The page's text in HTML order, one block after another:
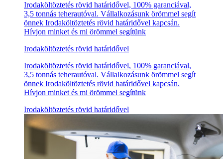
Irodaköltöztetés rövid határidővel, 100% garanciával,
3,5 tonnás teherautóval. Vállalkozásunk örömmel segít
önnek Irodaköltöztetés rövid határidővel kapcsán.
Hívjon minket és mi örömmel segítünk
Irodaköltöztetés rövid határidővel
Irodaköltöztetés rövid határidővel, 100% garanciával,
3,5 tonnás teherautóval. Vállalkozásunk örömmel segít
önnek Irodaköltöztetés rövid határidővel kapcsán.
Hívjon minket és mi örömmel segítünk
Irodaköltöztetés rövid határidővel